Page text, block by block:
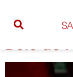
Tag:
Bolo de